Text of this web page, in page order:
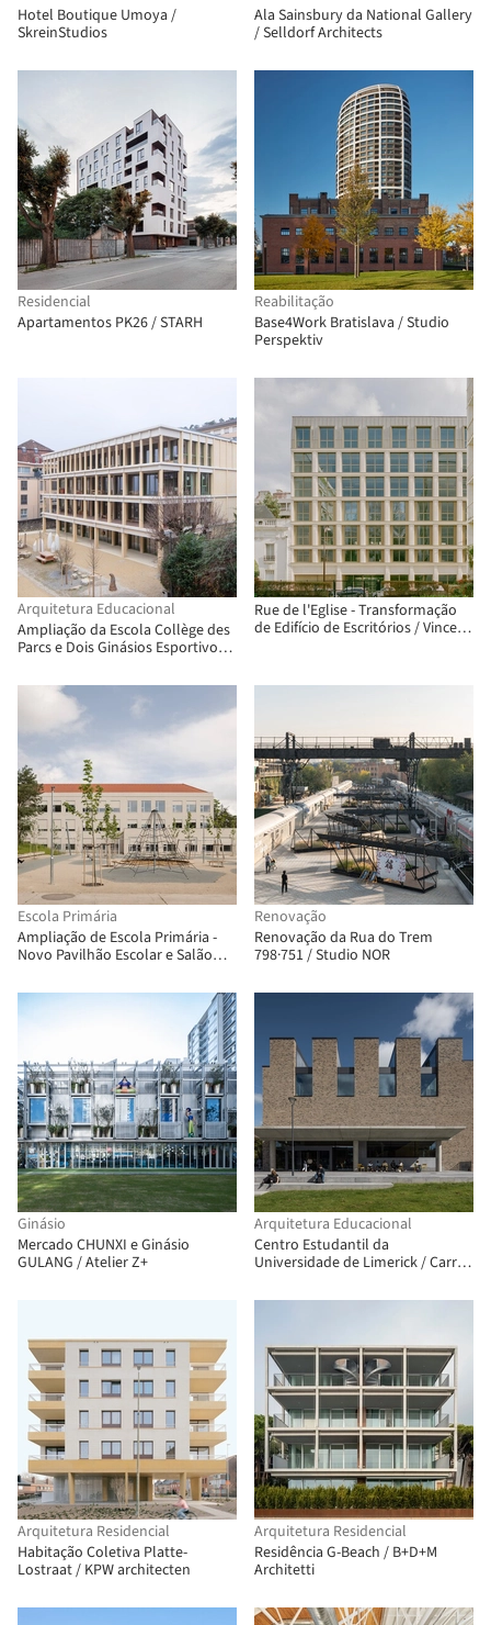
Hotel Boutique Umoya /
SkreinStudios
Ala Sainsbury da National Gallery
/ Selldorf Architects
Residencial
Apartamentos PK26 / STARH
Reabilitação
Base4Work Bratislava / Studio
Perspektiv
Arquitetura Educacional
Ampliação da Escola Collège des
Parcs e Dois Ginásios Esportivos /
Rue de l'Eglise - Transformação
de Edifício de Escritórios / Vincent
Escola Primária
Ampliação de Escola Primária -
Novo Pavilhão Escolar e Salão
Renovação
Renovação da Rua do Trem
798·751 / Studio NOR
Ginásio
Mercado CHUNXI e Ginásio
GULANG / Atelier Z+
Arquitetura Educacional
Centro Estudantil da
Universidade de Limerick / Carr
Arquitetura Residencial
Habitação Coletiva Platte-
Lostraat / KPW architecten
Arquitetura Residencial
Residência G-Beach / B+D+M
Architetti